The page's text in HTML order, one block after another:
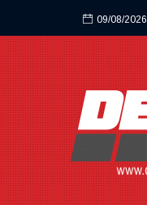
09/08/2026